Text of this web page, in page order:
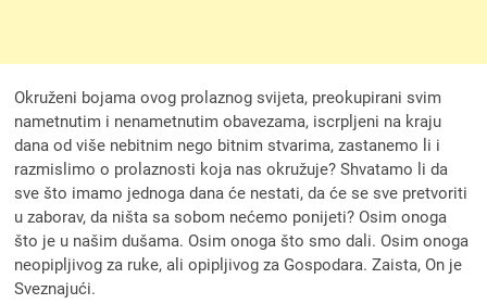
Okruženi bojama ovog prolaznog svijeta, preokupirani svim
nametnutim i nenametnutim obavezama, iscrpljeni na kraju
dana od više nebitnim nego bitnim stvarima, zastanemo li i
razmislimo o prolaznosti koja nas okružuje? Shvatamo li da
sve što imamo jednoga dana će nestati, da će se sve pretvoriti
u zaborav, da ništa sa sobom nećemo ponijeti? Osim onoga
što je u našim dušama. Osim onoga što smo dali. Osim onoga
neopipljivog za ruke, ali opipljivog za Gospodara. Zaista, On je
Sveznajući.